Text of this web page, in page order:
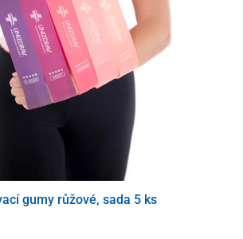
informace jakočas tréninku, ujetá
kalorie a frekvence otáček
možné regulovat pouhým otočením kolečka
osobám s různou fyzickou kondicí
gumy růžové, sada 5 ks